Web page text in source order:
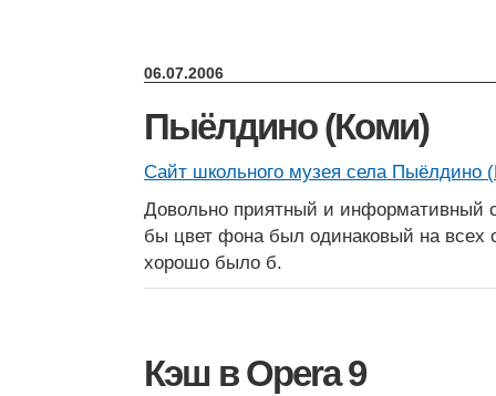
06.07.2006
Пыёлдино (Коми)
Сайт школьного музея села Пыёлдино
Довольно приятный и информативный
бы цвет фона был одинаковый на всех
хорошо было б.
Кэш в Opera 9